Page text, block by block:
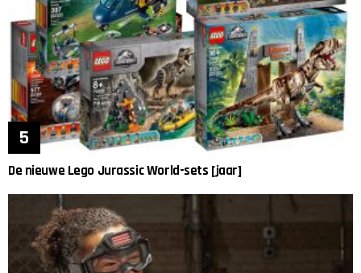
De nieuwe Lego Jurassic World-sets [jaar]